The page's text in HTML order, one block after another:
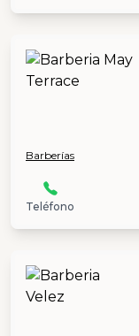
Barberías
Teléfono